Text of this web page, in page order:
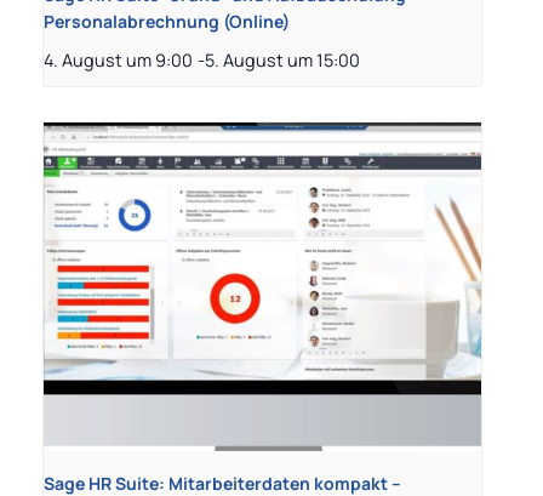
Personalabrechnung (Online)
4. August um 9:00 -5. August um 15:00
Sage HR Suite: Mitarbeiterdaten kompakt –